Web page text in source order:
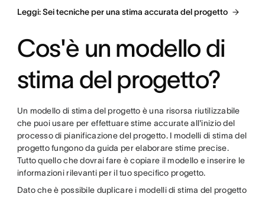
Leggi: Sei tecniche per una stima accurata del progetto
Cos'è un modello di
stima del progetto?
Un modello di stima del progetto è una risorsa riutilizzabile
che puoi usare per effettuare stime accurate all'inizio del
processo di pianificazione del progetto. I modelli di stima del
progetto fungono da guida per elaborare stime precise.
Tutto quello che dovrai fare è copiare il modello e inserire le
informazioni rilevanti per il tuo specifico progetto.
Dato che è possibile duplicare i modelli di stima del progetto